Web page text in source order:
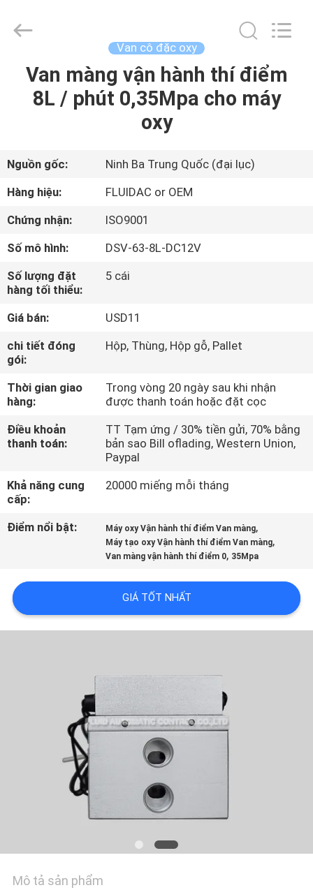
TRANG
CHỦ
SẢN
PHẨM
VỀ
CHÚNG
TÔI
THAM
QUAN
NHÀ
MÁY
KIỂM
SOÁT
CHẤT
LIÊN
HỆ
SHOW
FLUID
AUTOMATIC
Reserved.
Van cô đặc oxy
Van màng vận hành thí điểm
8L / phút 0,35Mpa cho máy
oxy
Nguồn gốc:
Ninh Ba Trung Quốc (đại lục)
Hàng hiệu:
FLUIDAC or OEM
Chứng nhận:
ISO9001
Số mô hình:
DSV-63-8L-DC12V
Số lượng đặt
hàng tối thiểu:
5 cái
Giá bán:
USD11
chi tiết đóng
gói:
Hộp, Thùng, Hộp gỗ, Pallet
Thời gian giao
hàng:
Trong vòng 20 ngày sau khi nhận
được thanh toán hoặc đặt cọc
Điều khoản
thanh toán:
TT Tạm ứng / 30% tiền gửi, 70% bằng
bản sao Bill oflading, Western Union,
Paypal
Khả năng cung
cấp:
20000 miếng mỗi tháng
Điểm nổi bật: Máy oxy Vận hành thí điểm Van màng,
Máy tạo oxy Vận hành thí điểm Van màng,
Van màng vận hành thí điểm 0, 35Mpa
GIÁ TỐT NHẤT
Mô tả sản phẩm